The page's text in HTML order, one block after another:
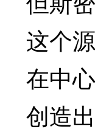
这个
在中
创造